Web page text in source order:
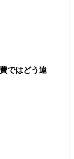
ではどう違